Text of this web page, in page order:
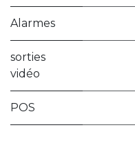
Alarmes
sorties
vidéo
POS